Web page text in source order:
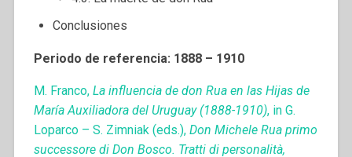
Conclusiones
Periodo de referencia: 1888 – 1910
M. Franco, La influencia de don Rua en las Hijas de
María Auxiliadora del Uruguay (1888-1910), in G.
Loparco – S. Zimniak (eds.), Don Michele Rua primo
successore di Don Bosco. Tratti di personalità,